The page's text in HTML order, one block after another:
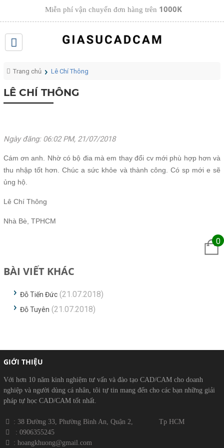
0
Miễn phí vận chuyển đơn hàng trên1000K
Trang chủ Lê Chí Thông
LÊ CHÍ THÔNG
Ngày đăng: 06:02 PM, 21/07/2018
Cám ơn anh. Nhờ có bộ đia mà em thay đổi cv mới phù hợp hơn và
thu nhập tốt hơn. Chúc a sức khỏe và thành công. Có sp mới e sẽ
ủng hộ.
Lê Chí Thông
Nhà Bè, TPHCM
BÀI VIẾT KHÁC
Đỗ Tiến Đức(21.07.2018)
Đỗ Tuyên (21.07.2018)
GIỚI THIỆU
Với hơn 10 năm kinh nghiệm tư vấn và đào tạo CAD/CAM cho doanh
nghiệp và người dùng cá nhân, tôi tự tin mang đến cho các bạn những giải
pháp tự học CAD/CAM tốt nhất.
​​ : 38 Đường 33, Phường Bình An, Quận 2, Tp HCM
: 0906355245
​ : hoangkhuong@gmail.com